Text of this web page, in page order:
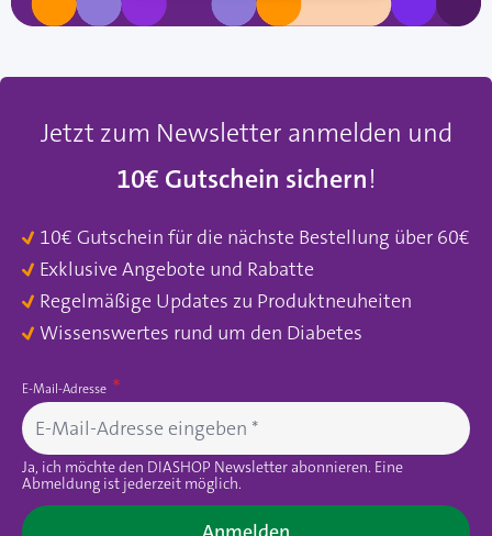
Jetzt zum Newsletter anmelden und
10€ Gutschein sichern!
10€ Gutschein für die nächste Bestellung über 60€
Exklusive Angebote und Rabatte
Regelmäßige Updates zu Produktneuheiten
Wissenswertes rund um den Diabetes
E-Mail-Adresse
Ja, ich möchte den DIASHOP Newsletter abonnieren. Eine
Abmeldung ist jederzeit möglich.